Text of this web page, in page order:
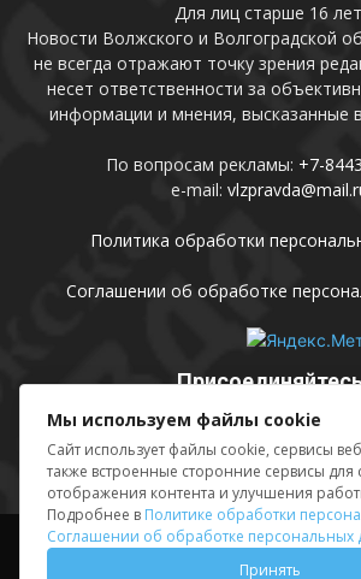
Для лиц старше 16
Новости Волжского и Волгоградской
не всегда отражают точку зрения
несет ответственности за
информации и мнения, высказанные
По вопросам рекламы: +7-
e-mail:
Политика обработки
Соглашении об обработке
Выходные данные Sing
Мы используем файлы cookie
Сайт использует файлы cookie, сервисы
также встроенные сторонние сервисы для
отображения контента и улучшения
Подробнее в Политике обработки
Соглашении об обработке персональных
Принять